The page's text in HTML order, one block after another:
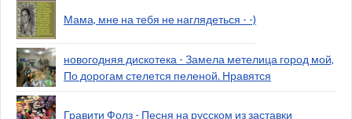
Мама, мне на тебя не наглядеться - -)
новогодняя дискотека - Замела метелица город мой,
По дорогам стелется пеленой. Нравятся
Гравити Фолз - Песня на русском из заставки